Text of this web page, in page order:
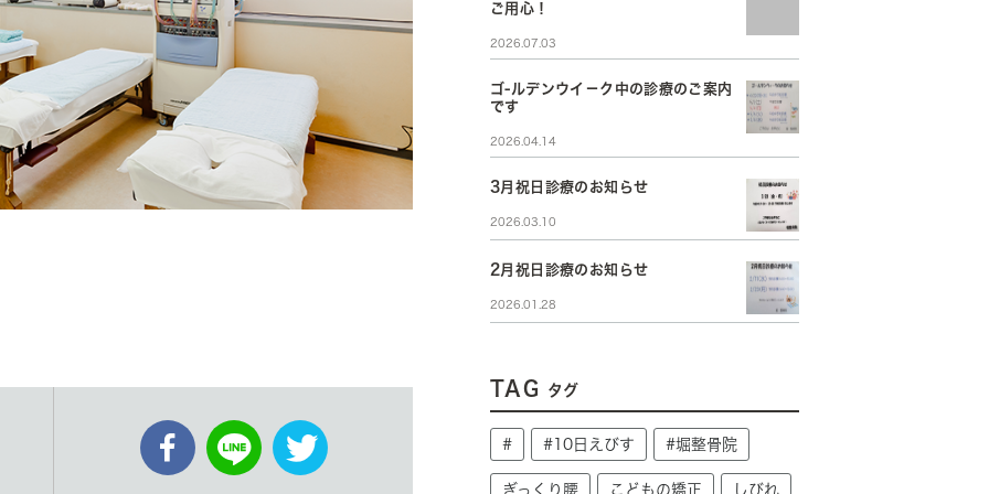
ご用心！
2026.07.03
ゴ-ルデンウイ－ク中の診療のご案内
です
2026.04.14
3月祝日診療のお知らせ
2026.03.10
2月祝日診療のお知らせ
2026.01.28
TAG タグ
# #10日えびす #堀整骨院
ぎっくり腰 こどもの矯正 しびれ